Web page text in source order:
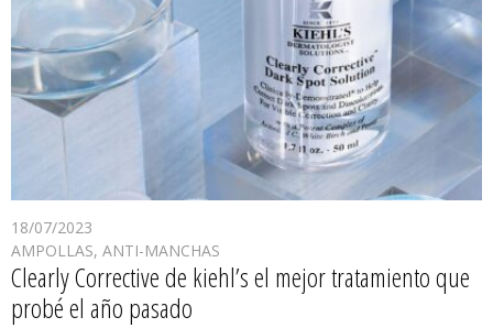
18/07/2023
AMPOLLAS, ANTI-MANCHAS
Clearly Corrective de kiehl’s el mejor tratamiento que
probé el año pasado